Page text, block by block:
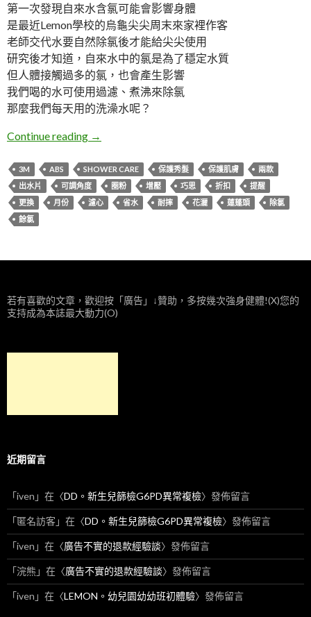
第一次發現自來水含氯可能會影響身體
是最近Lemon學校的烏龜尖尖周末來家裡作客
老師交代水要自然除氯後才能給尖尖使用
研究後才知道，自來水中的氯是為了穩定水質
但人體接觸過多的氯，也會產生影響
我們喝的水可使用過濾、煮沸來除氯
那麼我們每天用的洗澡水呢？
Continue reading 體驗。3M Shower Care除氯蓮蓬頭
→
3M ABS SHOWER CARE 保護秀髮 保護肌膚
兩款
出水片
可調角度 圈粉 增壓 巧思 折扣
提醒
更換
月份 濾心 省水 耐摔 花灑 蓮蓬頭
除氯
餘氯
若有喜歡的文章，歡迎按「廣告」↓贊助，多按幾次強身健體!(X)您的
支持成為本誌最大動力(O)
近期留言
「iven 」在〈DD。新生兒篩檢G6PD異常複檢〉發佈留言
「匿名訪客」在〈DD。新生兒篩檢G6PD異常複檢〉發佈留言
「iven 」在〈廣告不實的退款經驗談〉發佈留言
「浣熊 」在〈廣告不實的退款經驗談〉發佈留言
「iven 」在〈LEMON。幼兒園幼幼班初體驗〉發佈留言